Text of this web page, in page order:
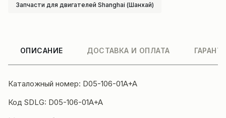
Запчасти для двигателей Shanghai (Шанхай)
ОПИСАНИЕ ДОСТАВКА И ОПЛАТА
Каталожный номер: D05-106-01A+A
Код SDLG: D05-106-01A+A